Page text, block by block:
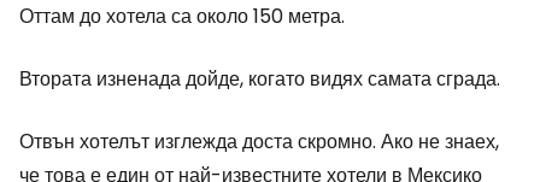
Оттам до хотела са около 150 метра.
Втората изненада дойде, когато видях самата сграда.
Отвън хотелът изглежда доста скромно. Ако не знаех,
че това е един от най-известните хотели в Мексико